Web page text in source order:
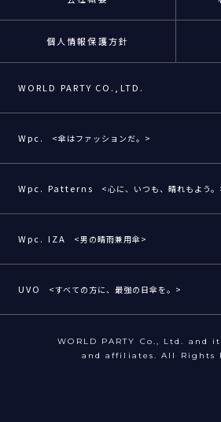
個人情報保護方針
WORLD PARTY CO.,LTD.
Wpc. <傘はファッションだ。>
Wpc. Patterns <心に、いつも、晴れもよう。
Wpc. IZA <男の晴雨兼用傘>
UVO <すべての方に、最強の日傘を。>
WORLD PARTY Co., Ltd. and
and affiliates. All Rights